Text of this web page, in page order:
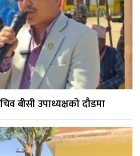
बीसी उपाध्यक्षको दौडमा